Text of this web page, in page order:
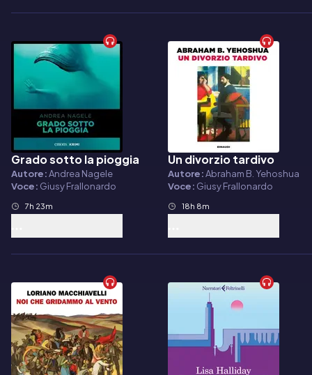
Audiolibro
Grado sotto la pioggia
Autore:Andrea Nagele
Voce: Giusy Frallonardo
7h 23m
Audiolibro
Un divorzio tardivo
Autore:Abraham B. Yehoshua
Voce: Giusy Frallonardo
18h 8m